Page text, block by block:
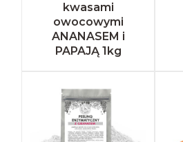
kwasami
owocowymi
ANANASEM i
PAPAJĄ 1kg